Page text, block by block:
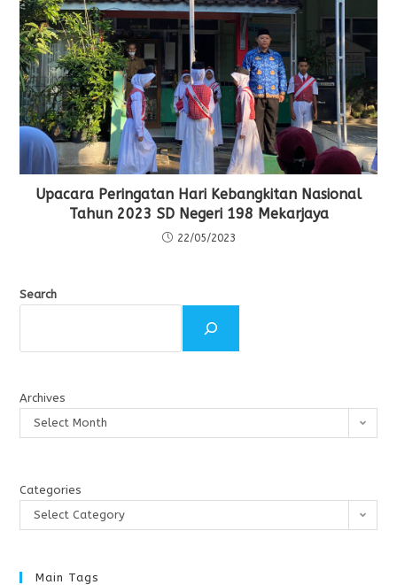
Upacara Peringatan Hari Kebangkitan Nasional
Tahun 2023 SD Negeri 198 Mekarjaya
22/05/2023
Search
Archives
Select Month
Categories
Select Category
Main Tags